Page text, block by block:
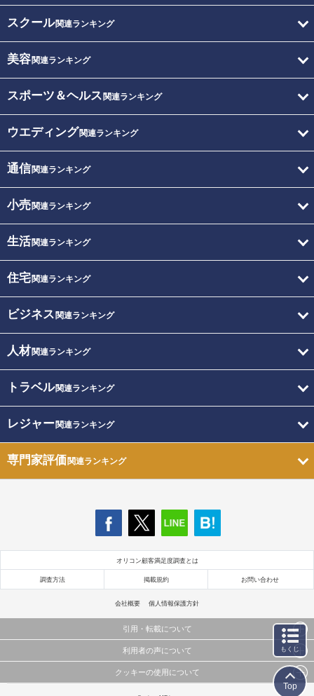
スクール関連ランキング
美容関連ランキング
スポーツ＆ヘルス 関連ランキング
ウエディング関連ランキング
通信関連ランキング
小売関連ランキング
生活関連ランキング
住宅関連ランキング
ビジネス 関連ランキング
人材関連ランキング
トラベル関連ランキング
レジャー関連ランキング
専門家評価関連ランキング
オリコン顧客満足度調査とは
調査方法 掲載規約 お問い合わせ
会社概要 個人情報保護方針
引用・転載について
当サイトで公開されている情報（文字、写真、イラスト、画像データ等）及びこれらの配置・
これらの情報を権利者の許可なく無断転載・複製などの二次利用を行うことは固く禁じており
利用者の声について
当サイトに掲載している内容はすべてサービスの利用者が提出された見解・感想です。
クッキーの使用について
もくじ
Top